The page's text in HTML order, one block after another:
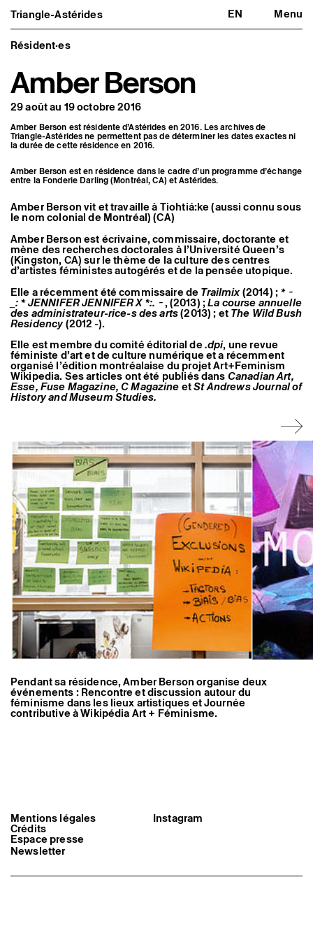
Triangle-Astérides EN Menu
Triangle-Astérides
Centre d’art contemporain
d’intérêt national
et résidence internationale d'artistes
Fermer
Présentation
À propos
Équipe et gouvernance
Formation professionnelle
Adhérer / nous soutenir
Informations pratiques
Agenda : en cours et à venir
Expositions
Programmation éditoriale
Médiation
Publics associés
Les Nouveaux Commanditaires
Artistes résident·es et associé·es
Résident·es
Artistes associé·es
Hors-les-murs
Ancien·nes résident·es et artistes associé·es
Résident·es
Amber Berson
29 août au 19 octobre 2016
Amber Berson est résidente d’Astérides en 2016. Les archives de
Triangle-Astérides ne permettent pas de déterminer les dates exactes ni
la durée de cette résidence en 2016.
Amber Berson est en résidence dans le cadre d’un programme d’échange
entre la Fonderie Darling (Montréal, CA) et Astérides.
Amber Berson vit et travaille à Tiohtiá:ke (aussi connu sous
le nom colonial de Montréal) (CA)
Amber Berson est écrivaine, commissaire, doctorante et
mène des recherches doctorales à l’Université Queen’s
(Kingston, CA) sur le thème de la culture des centres
d’artistes féministes autogérés et de la pensée utopique.
Elle a récemment été commissaire deTrailmix(2014) ;* ~
_: * JENNIFER JENNIFER X *:. ~, (2013) ;La course annuelle
des administrateur-rice-s des arts(2013) ; etThe Wild Bush
Residency(2012 -).
Elle est membre du comité éditorial de.dpi, une revue
féministe d’art et de culture numérique et a récemment
organisé l’édition montréalaise du projet Art+Feminism
Wikipedia. Ses articles ont été publiés dansCanadian Art,
Esse, Fuse Magazine, C MagazineetSt Andrews Journal of
History and Museum Studies.
Pendant sa résidence, Amber Berson organise deux
événements :Rencontre et discussion autour du
féminisme dans les lieux artistiquesetJournée
contributive à Wikipédia Art + Féminisme.
Instagram
Mentions légales
Crédits
Espace presse
Newsletter